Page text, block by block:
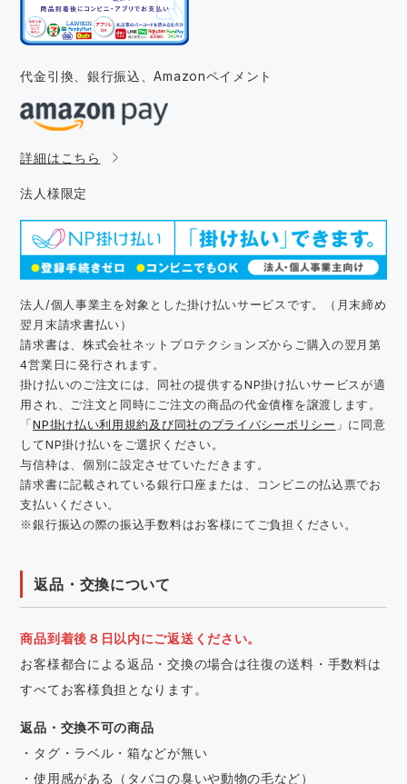
代金引換、銀行振込、Amazonペイメント
詳細はこちら
法人様限定
法人/個人事業主を対象とした掛け払いサービスです。（月末締め
翌月末請求書払い）
請求書は、株式会社ネットプロテクションズからご購入の翌月第
4営業日に発行されます。
掛け払いのご注文には、同社の提供するNP掛け払いサービスが適
用され、ご注文と同時にご注文の商品の代金債権を譲渡します。
「NP掛け払い利用規約及び同社のプライバシーポリシー 」に同意
してNP掛け払いをご選択ください。
与信枠は、個別に設定させていただきます。
請求書に記載されている銀行口座または、コンビニの払込票でお
支払いください。
※銀行振込の際の振込手数料はお客様にてご負担ください。
返品・交換について
商品到着後８日以内にご返送ください。
お客様都合による返品・交換の場合は往復の送料・手数料は
すべてお客様負担となります。
返品・交換不可の商品
・タグ・ラベル・箱などが無い
・使用感がある（タバコの臭いや動物の毛など）